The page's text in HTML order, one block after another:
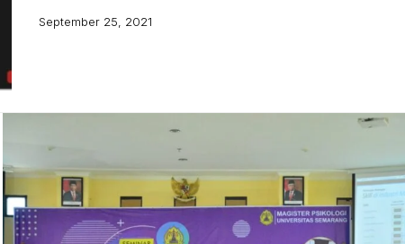
September 25, 2021